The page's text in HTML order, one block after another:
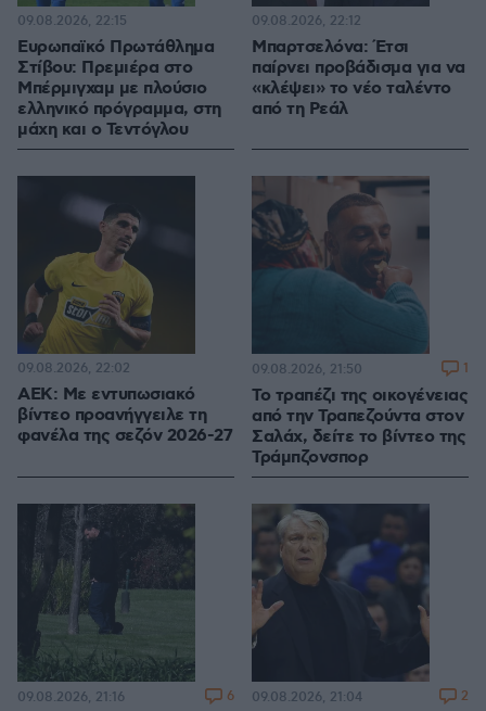
Ευρωπαϊκό Πρωτάθλημα
Στίβου: Πρεμιέρα στο
Μπέρμιγχαμ με πλούσιο
ελληνικό πρόγραμμα, στη
μάχη και ο Τεντόγλου
09.08.2026, 22:15
Μπαρτσελόνα: Έτσι
παίρνει προβάδισμα για να
«κλέψει» το νέο ταλέντο
από τη Ρεάλ
09.08.2026, 22:12
ΑΕΚ: Με εντυπωσιακό
βίντεο προανήγγειλε τη
φανέλα της σεζόν 2026-27
09.08.2026, 22:02
Το τραπέζι της οικογένειας
από την Τραπεζούντα στον
Σαλάχ, δείτε το βίντεο της
Τράμπζονσπορ
09.08.2026, 21:50 1
09.08.2026, 21:16 6 09.08.2026, 21:04 2